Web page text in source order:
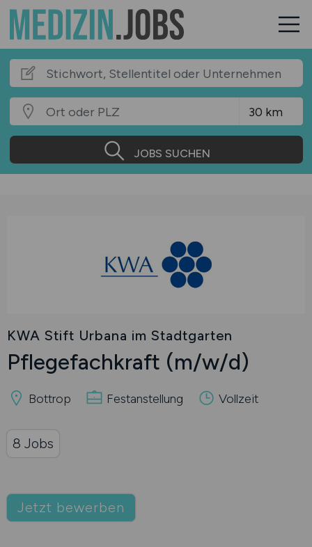
JOBS SUCHEN
KWA Stift Urbana im Stadtgarten
Pflegefachkraft (m/w/d)
Bottrop Festanstellung Vollzeit
Jetzt bewerben
8 Jobs